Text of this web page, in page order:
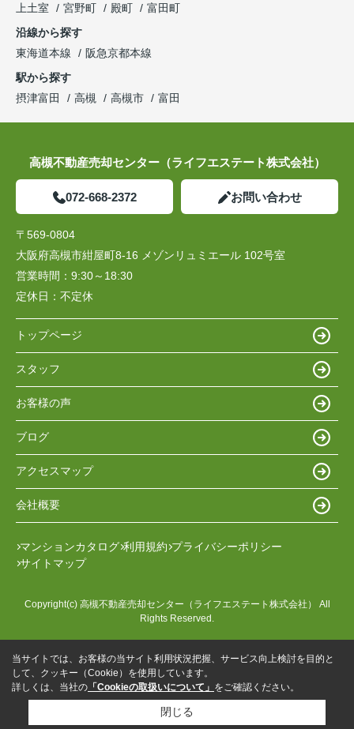
上土室
宮野町 殿町
富田町
沿線から探す
東海道本線
阪急京都本線
駅から探す
摂津富田
高槻 高槻市 富田
高槻不動産売却センター（ライフエステート株式会社）
072-668-2372 お問い合わせ
〒569-0804
大阪府高槻市紺屋町8-16 メゾンリュミエール 102号室
営業時間： 9:30～18:30
定休日： 不定休
トップページ
スタッフ
お客様の声
ブログ
アクセスマップ
会社概要
マンションカタログ 利用規約 プライバシーポリシー
サイトマップ
Copyright(c) 高槻不動産売却センター（ライフエステート株式会社） All
Rights Reserved.
当サイトでは、お客様の当サイト利用状況把握、サービス向上検討を目的と
して、クッキー（Cookie）を使用しています。
詳しくは、当社の 「Cookieの取扱いについて」 をご確認ください。
閉じる